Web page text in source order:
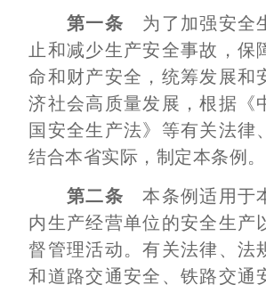
第一条 为了加强安全
止和减少生产安全事故，保
命和财产安全，统筹发展和
济社会高质量发展，根据《
国安全生产法》等有关法律
结合本省实际，制定本条例。
第二条 本条例适用于
内生产经营单位的安全生产
督管理活动。有关法律、法
和道路交通安全、铁路交通